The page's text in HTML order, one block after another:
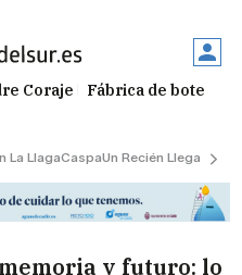
Coraje Fábrica de botellas
La LlagaCaspaUn Recién Llegado
y futuro: lo